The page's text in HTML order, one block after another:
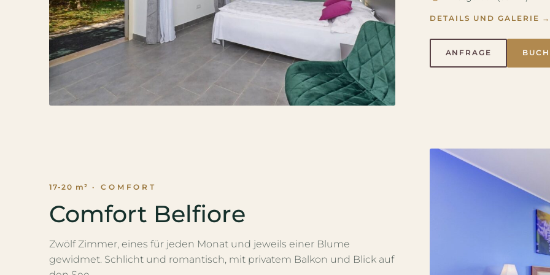
DETAILS UND GALERIE
ANFRAGE
17-20 m² · COMFORT
Comfort Belfiore
Zwölf Zimmer, eines für jeden Monat und jeweils einer Blume
gewidmet. Schlicht und romantisch, mit privatem Balkon und Blick auf